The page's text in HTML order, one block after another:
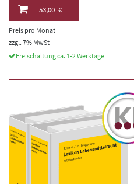
53,00 €
Preis pro Monat
zzgl. 7% MwSt
Freischaltung ca. 1-2 Werktage